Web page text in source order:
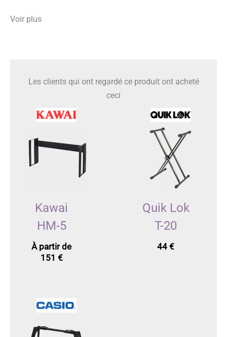
Voir plus
Les clients qui ont regardé ce produit ont acheté
ceci
Kawai
HM-5
À partir de
151 €
Quik Lok
T-20
44€